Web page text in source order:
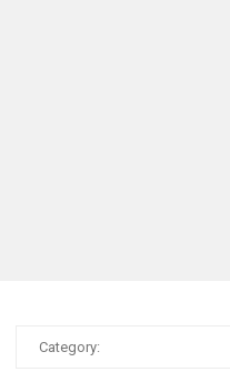
Category: